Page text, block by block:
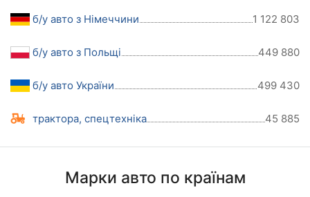
б/у авто з Німеччини 1 122 803
б/у авто з Польщі 449 880
б/у авто України 499 430
трактора, спецтехніка 45 885
Марки авто по країнам